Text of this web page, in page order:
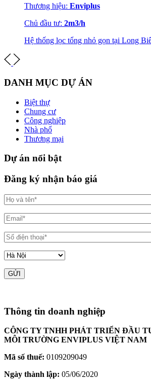
Thương hiệu: Enviplus
Chủ đầu tư: 2m3/h
Hệ thống lọc tổng nhỏ gọn tại Long
DANH MỤC DỰ ÁN
Biệt thự
Chung cư
Công nghiệp
Nhà phố
Thương mại
Dự án nổi bật
Đăng ký nhận báo giá
Thông tin doanh nghiệp
CÔNG TY TNHH PHÁT TRIỂN ĐẦU
MÔI TRƯỜNG ENVIPLUS VIỆT NAM
Mã số thuế: 0109209049
Ngày thành lập: 05/06/2020